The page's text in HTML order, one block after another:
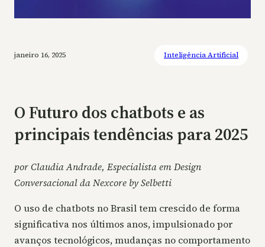
janeiro 16, 2025 Inteligência Artificial
O Futuro dos chatbots e as
principais tendências para 2025
por Claudia Andrade, Especialista em Design
Conversacional da Nexcore by Selbetti
O uso de chatbots no Brasil tem crescido de forma
significativa nos últimos anos, impulsionado por
avanços tecnológicos, mudanças no comportamento